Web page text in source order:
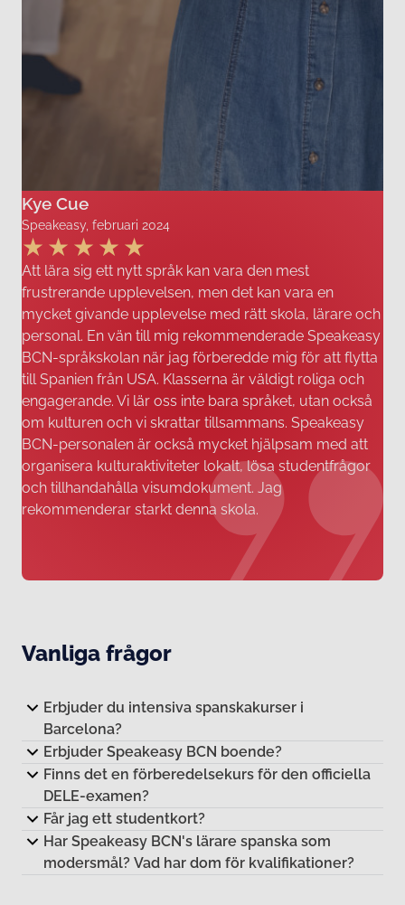
Kye Cue
Speakeasy, februari 2024
Att lära sig ett nytt språk kan vara den mest
frustrerande upplevelsen, men det kan vara en
mycket givande upplevelse med rätt skola, lärare och
personal. En vän till mig rekommenderade Speakeasy
BCN-språkskolan när jag förberedde mig för att flytta
till Spanien från USA. Klasserna är väldigt roliga och
engagerande. Vi lär oss inte bara språket, utan också
om kulturen och vi skrattar tillsammans. Speakeasy
BCN-personalen är också mycket hjälpsam med att
organisera kulturaktiviteter lokalt, lösa studentfrågor
och tillhandahålla visumdokument. Jag
rekommenderar starkt denna skola.
Vanliga frågor
Erbjuder du intensiva spanskakurser i
Barcelona?
Erbjuder Speakeasy BCN boende?
Finns det en förberedelsekurs för den officiella
DELE-examen?
Får jag ett studentkort?
Har Speakeasy BCN's lärare spanska som
modersmål? Vad har dom för kvalifikationer?